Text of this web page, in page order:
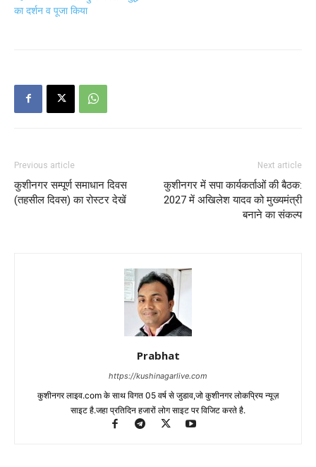
का दर्शन व पूजा किया
Previous article
कुशीनगर सम्पूर्ण समाधान दिवस
(तहसील दिवस) का रोस्टर देखें
Next article
कुशीनगर में सपा कार्यकर्ताओं की बैठक:
2027 में अखिलेश यादव को मुख्यमंत्री
बनाने का संकल्प
Prabhat
https://kushinagarlive.com
कुशीनगर लाइव.com के साथ विगत 05 वर्ष से जुडाव,जो कुशीनगर लोकप्रिय न्यूज़
साइट है.जहा प्रतिदिन हजारों लोग साइट पर विजिट करते है.